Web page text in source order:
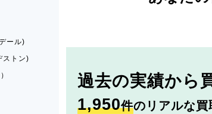
過去の実績から
1,950件のリアルな買
ール)
ストン)